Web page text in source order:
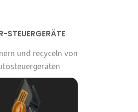
STEUERGERÄTE
und recyceln von